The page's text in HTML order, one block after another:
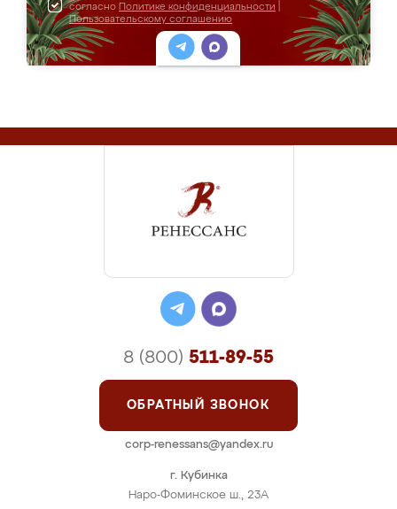
согласно Политике конфиденциальности
Пользовательскому соглашению
г. Кубинка
Наро-Фоминское ш., 23А
8 (800) 511-89-55
ОБРАТНЫЙ ЗВОНОК
corp-renessans@yandex.ru